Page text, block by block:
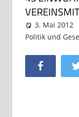
3. Mai 2012
Politik und
Facebook